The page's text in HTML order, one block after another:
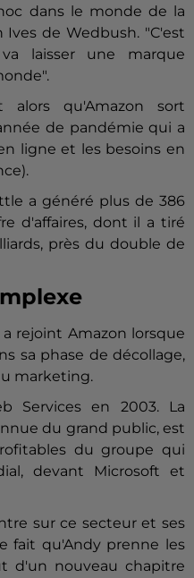
dans le monde de la
Ives de Wedbush. "C'est
laisser une marque
alors qu'Amazon sort
de pandémie qui a
ligne et les besoins en
a généré plus de 386
d'affaires, dont il a tiré
près du double de
rejoint Amazon lorsque
sa phase de décollage,
marketing.
Services en 2003. La
du grand public, est
du groupe qui
devant Microsoft et
sur ce secteur et ses
fait qu'Andy prenne les
d'un nouveau chapitre